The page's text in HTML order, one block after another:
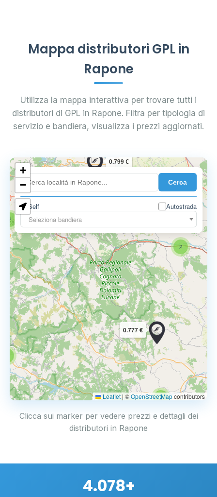
Mappa distributori GPL in
Rapone
Utilizza la mappa interattiva per trovare tutti i
distributori di GPL in Rapone. Filtra per tipologia di
servizio e bandiera, visualizza i prezzi aggiornati.
Cerca
Self
Autostrada
Seleziona bandiera
2
2
7
0.799 €
0.777 €
+
−
Leaflet | ©OpenStreetMapcontributors
Clicca sui marker per vedere prezzi e dettagli dei
distributori in Rapone
4.078+